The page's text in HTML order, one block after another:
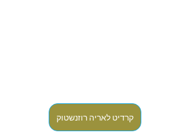
קרדיט לאריה רוזנשטוק